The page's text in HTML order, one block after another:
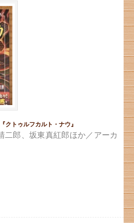
クトゥルフカルト・ナウ』
二郎、坂東真紅郎ほか／アーカ